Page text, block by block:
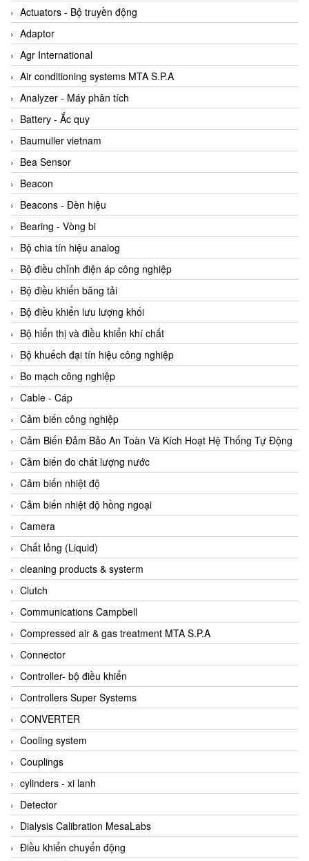
ABB Vietnam
AC Infinity Vietnam
AC&E Telecommunications
AC&T Vietnam
Accepta Vietnam
ACCUMAC Vietnam
AccuWeb Vietnam
Acey
ACOEM Vietnam
ADCA Vietnam
ADFweb Vietnam
Adler Vietnam
Ados Vietnam
Advanced Energy Vietnam
Advantech Vietnam
Agate Vietnam
AGR International Vietnam
Aichi Tokei Denki Vietnam
Aii Vietnam
AIKOH
AINUO Vietnam
AIR MAJOR
Aira Euro Automation
Airtac Vietnam
Airtec Vietnam
AI-Tek Vietnam
Akerstroms Viet Nam
AKO Armaturen & Separationstechnik
AKO Armaturen & Separationstechnik Vietnam
AKUSENSE
ALA OFFICINE SPA
Albrecht-Automatik Viet Nam
Allen Bradley Vietnam
Alpha Moisture Vietnam
Alpha-Achem Vietnam
Alphino
ALRE-IT Vietnam
Altech
Amarillo Gear
Ametek
Actuators - Bộ truyền động
Adaptor
Agr International
Air conditioning systems MTA S.P.A
Analyzer - Máy phân tích
Battery - Ắc quy
Baumuller vietnam
Bea Sensor
Beacon
Beacons - Đèn hiệu
Bearing - Vòng bi
Bộ chia tín hiệu analog
Bộ điều chỉnh điện áp công nghiệp
Bộ điều khiển băng tải
Bộ điều khiển lưu lượng khối
Bộ hiển thị và điều khiển khí chất
Bộ khuếch đại tín hiệu công nghiệp
Bo mạch công nghiệp
Cable - Cáp
Cảm biến công nghiệp
Cảm Biến Đảm Bảo An Toàn Và Kích Hoạt Hệ Thống Tự Động
Cảm biến đo chất lượng nước
Cảm biến nhiệt độ
Cảm biến nhiệt độ hồng ngoại
Camera
Chất lỏng (Liquid)
cleaning products & systerm
Clutch
Communications Campbell
Compressed air & gas treatment MTA S.P.A
Connector
Controller- bộ điều khiển
Controllers Super Systems
CONVERTER
Cooling system
Couplings
cylinders - xi lanh
Detector
Dialysis Calibration MesaLabs
Điều khiển chuyển động